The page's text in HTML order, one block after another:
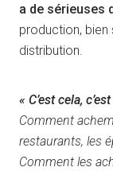
a de sérieuses
production, bien
distribution.
« C’est cela,
Comment
restaurants, les
Comment les